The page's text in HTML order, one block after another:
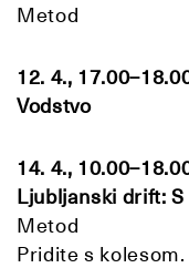
Metod
12. 4.,
Vodstvo
14. 4.,
Ljubljanski drift:
Metod
Pridite s kolesom.